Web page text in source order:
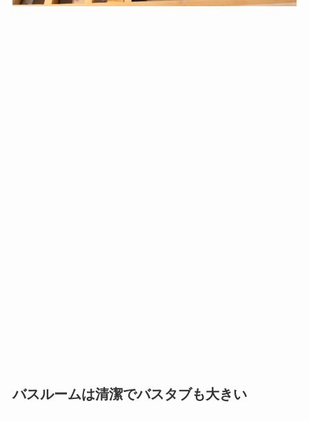
バスルームは清潔でバスタブも大きい